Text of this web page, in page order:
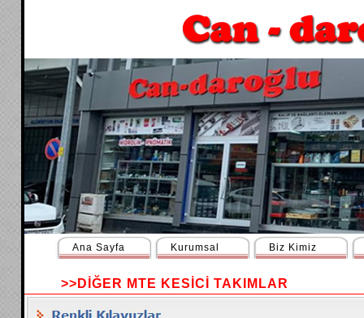
Ana Sayfa Kurumsal Biz Kimiz
>>DİĞER MTE KESİCİ TAKIMLAR